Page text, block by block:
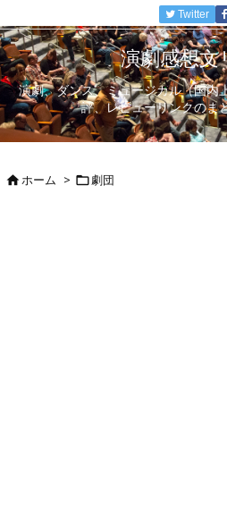
Twitter
演劇感想文
演劇、ダンス、ミュージカル（国内
評、レビューリンクのま
ホーム > 劇団